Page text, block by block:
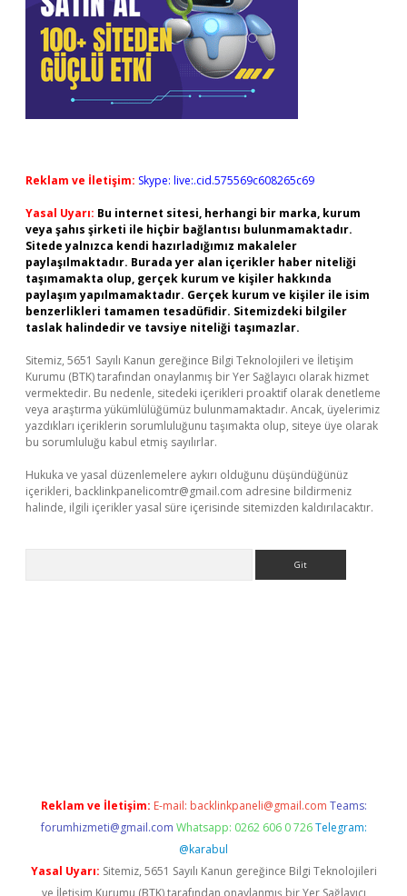
Reklam ve İletişim: Skype: live:.cid.575569c608265c69
Yasal Uyarı: Bu internet sitesi, herhangi bir marka, kurum
veya şahıs şirketi ile hiçbir bağlantısı bulunmamaktadır.
Sitede yalnızca kendi hazırladığımız makaleler
paylaşılmaktadır. Burada yer alan içerikler haber niteliği
taşımamakta olup, gerçek kurum ve kişiler hakkında
paylaşım yapılmamaktadır. Gerçek kurum ve kişiler ile isim
benzerlikleri tamamen tesadüfidir. Sitemizdeki bilgiler
taslak halindedir ve tavsiye niteliği taşımazlar.
Sitemiz, 5651 Sayılı Kanun gereğince Bilgi Teknolojileri ve İletişim
Kurumu (BTK) tarafından onaylanmış bir Yer Sağlayıcı olarak hizmet
vermektedir. Bu nedenle, sitedeki içerikleri proaktif olarak denetleme
veya araştırma yükümlülüğümüz bulunmamaktadır. Ancak, üyelerimiz
yazdıkları içeriklerin sorumluluğunu taşımakta olup, siteye üye olarak
bu sorumluluğu kabul etmiş sayılırlar.
Hukuka ve yasal düzenlemelere aykırı olduğunu düşündüğünüz
içerikleri, backlinkpanelicomtr@gmail.com adresine bildirmeniz
halinde, ilgili içerikler yasal süre içerisinde sitemizden kaldırılacaktır.
Reklam ve İletişim: E-mail: backlinkpaneli@gmail.com Teams:
forumhizmeti@gmail.com Whatsapp: 0262 606 0 726 Telegram:
@karabul
Yasal Uyarı: Sitemiz, 5651 Sayılı Kanun gereğince Bilgi Teknolojileri
ve İletişim Kurumu (BTK) tarafından onaylanmış bir Yer Sağlayıcı